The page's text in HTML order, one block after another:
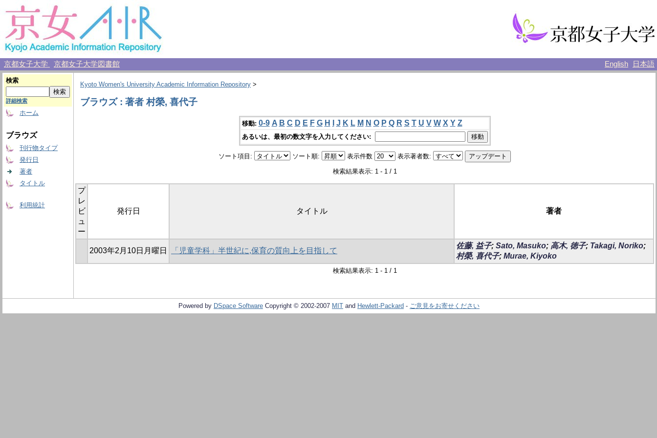
京都女子大学 京都女子大学図書館 English 日本語
検索
詳細検索
ホーム
ブラウズ
刊行物タイプ
発行日
著者
タイトル
利用統計
Kyoto Women's University Academic Information Repository >
ブラウズ : 著者 村榮, 喜代子
移動: 0-9 A B C D E F G H J K L M N O P Q R S T U V W X Y Z
あるいは、最初の数文字を入力してください:
ソート項目: ソート順: 表示件数 表示著者数:
検索結果表示: 1 - 1 / 1
プ
レ
ビ
ュ
ー
発行日 タイトル 著者
2003年2月10日月曜日 「児童学科」半世紀に,保育の質向上を目指して
佐藤, 益子; Sato, Masuko; 高木, 徳子; Takagi, Noriko;
村榮, 喜代子; Murae, Kiyoko
検索結果表示: 1 - 1 / 1
Powered by DSpace Software Copyright © 2002-2007 MIT and Hewlett-Packard - ご意見をお寄せください